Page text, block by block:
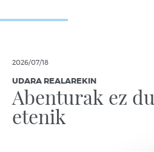
2026/07/18
UDARA REALAREKIN
Abenturak ez du
etenik